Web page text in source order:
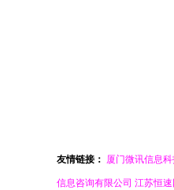
友情链接： 厦门微讯信息科
信息咨询有限公司 江苏恒速